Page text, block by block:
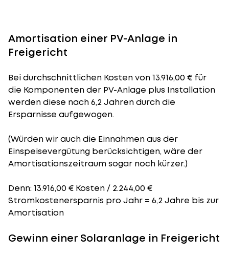
Amortisation einer PV-Anlage in
Freigericht
Bei durchschnittlichen Kostenvon 13.916,00 € für
die Komponenten der PV-Anlage plus Installation
werden diese nach 6,2 Jahren durch die
Ersparnisse aufgewogen.
(Würden wir auch die Einnahmen aus der
Einspeisevergütung berücksichtigen, wäre der
Amortisationszeitraumsogar noch kürzer.)
Denn: 13.916,00 € Kosten / 2.244,00 €
Stromkostenersparnis pro Jahr = 6,2 Jahre bis zur
Amortisation
Gewinn einer Solaranlage in Freigericht